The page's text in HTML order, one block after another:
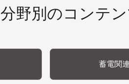
分野別のコンテ
蓄電関